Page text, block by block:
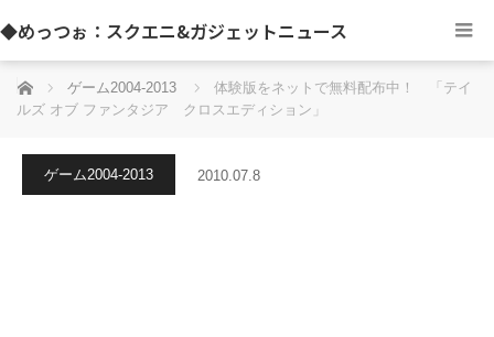
◆めっつぉ：スクエニ&ガジェットニュース
ホーム ゲーム2004-2013
体験版をネットで無料配布中！ 「テイ
ルズ オブ ファンタジア クロスエディション」
ゲーム2004-2013 2010.07.8